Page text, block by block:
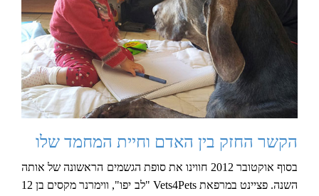
הקשר החזק בין האדם וחיית המחמד שלו
בסוף אוקטובר 2012 חווינו את סופת הגשמים הראשונה של אותה
השנה. פציינט במרפאת Vets4Pets "לב יפו", ווימרנר מקסים בן 12